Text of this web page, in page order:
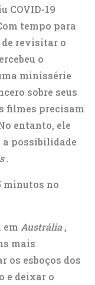
COVID-19
tempo para
revisitar o
o
minissérie
sobre seus
filmes precisam
entanto, ele
possibilidade
.
minutos no
em Austrália ,
mais
os esboços dos
e deixar o